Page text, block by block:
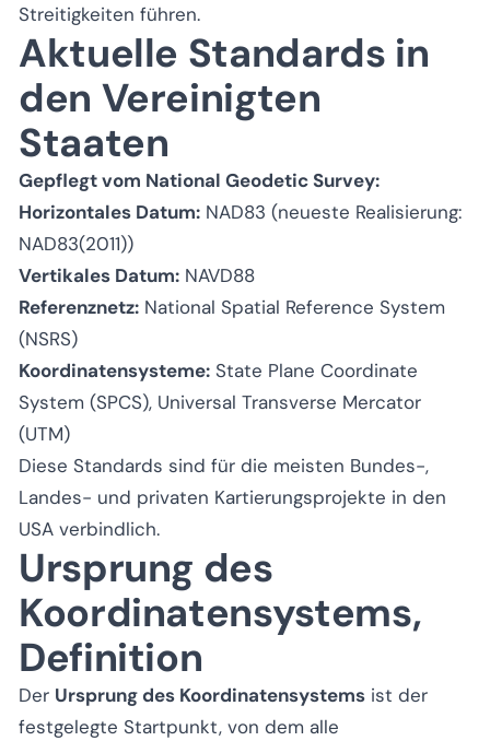
Streitigkeiten führen.
Aktuelle Standards in
den Vereinigten
Staaten
Gepflegt vom National Geodetic Survey:
Horizontales Datum: NAD83 (neueste Realisierung:
NAD83(2011))
Vertikales Datum: NAVD88
Referenznetz: National Spatial Reference System
(NSRS)
Koordinatensysteme: State Plane Coordinate
System (SPCS), Universal Transverse Mercator
(UTM)
Diese Standards sind für die meisten Bundes-,
Landes- und privaten Kartierungsprojekte in den
USA verbindlich.
Ursprung des
Koordinatensystems,
Definition
Der Ursprung des Koordinatensystems ist der
festgelegte Startpunkt, von dem alle